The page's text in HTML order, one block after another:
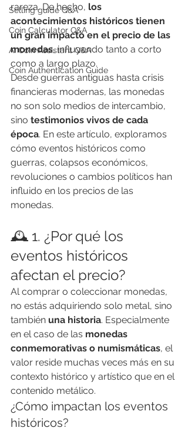
Selling guide Q&A
Coin Calculator Q&A
AI Coin Assistant Q&A
Coin Authentication Guide
rareza. De hecho, los
acontecimientos históricos tienen
un gran impacto en el precio de las
monedas, influyendo tanto a corto
como a largo plazo.
Desde guerras antiguas hasta crisis
financieras modernas, las monedas
no son solo medios de intercambio,
sino testimonios vivos de cada
época. En este artículo, exploramos
cómo eventos históricos como
guerras, colapsos económicos,
revoluciones o cambios políticos han
influido en los precios de las
monedas.
🕰️ 1. ¿Por qué los
eventos históricos
afectan el precio?
Al comprar o coleccionar monedas,
no estás adquiriendo solo metal, sino
también una historia. Especialmente
en el caso de las monedas
conmemorativas o numismáticas, el
valor reside muchas veces más en su
contexto histórico y artístico que en el
contenido metálico.
¿Cómo impactan los eventos
históricos?